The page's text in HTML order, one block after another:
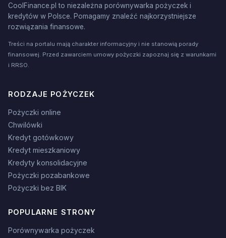
CoolFinance.pl to niezależna porównywarka pożyczek i
kredytów w Polsce. Pomagamy znaleźć najkorzystniejsze
rozwiązania finansowe.
Treści na portalu mają charakter informacyjny i nie stanowią porady
finansowej. Przed zawarciem umowy pożyczki zapoznaj się z warunkami
i RRSO.
RODZAJE POŻYCZEK
Pożyczki online
Chwilówki
Kredyt gotówkowy
Kredyt mieszkaniowy
Kredyty konsolidacyjne
Pożyczki pozabankowe
Pożyczki bez BIK
POPULARNE STRONY
Porównywarka pożyczek